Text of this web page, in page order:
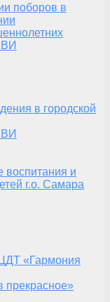
поборов в
в городской
воспитания и
г.о. Самара
«Гармония
прекрасное»